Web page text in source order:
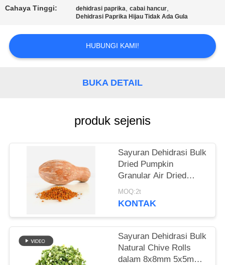
KASUS
MINTA
KEBIJAKAN
PRIBADI
Cahaya Tinggi: dehidrasi paprika,cabai hancur,
Dehidrasi Paprika Hijau Tidak Ada Gula
HUBUNGI KAMI!
BUKA DETAIL
produk sejenis
Sayuran Dehidrasi Bulk
Dried Pumpkin
Granular Air Dried
Style
MOQ:2t
KONTAK
Sayuran Dehidrasi Bulk
Natural Chive Rolls
dalam 8x8mm 5x5mm